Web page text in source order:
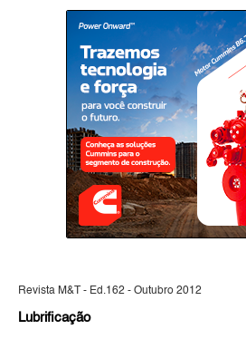
Revista M&T - Ed.162 - Outubro 2012
Lubrificação